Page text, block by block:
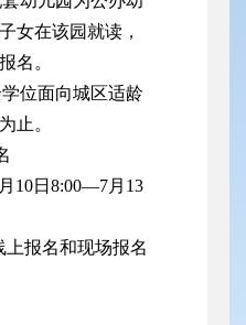
女在该园就读，
名。
学位面向城区适龄
止。
10日8:00—7月13
上报名和现场报名